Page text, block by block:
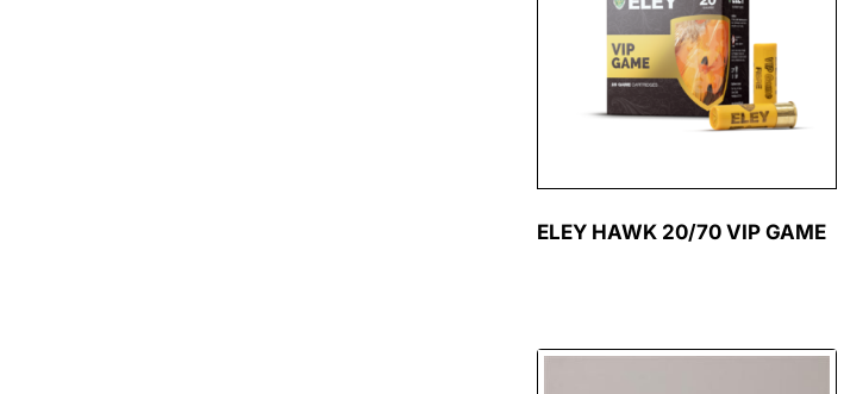
ELEY HAWK 20/70 VIP GAME